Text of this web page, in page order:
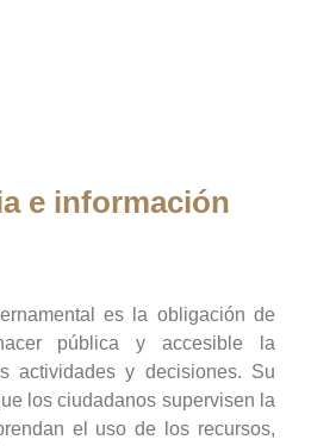
e información
es la obligación de
pública y accesible la
actividades y decisiones. Su
los ciudadanos supervisen la
el uso de los recursos,